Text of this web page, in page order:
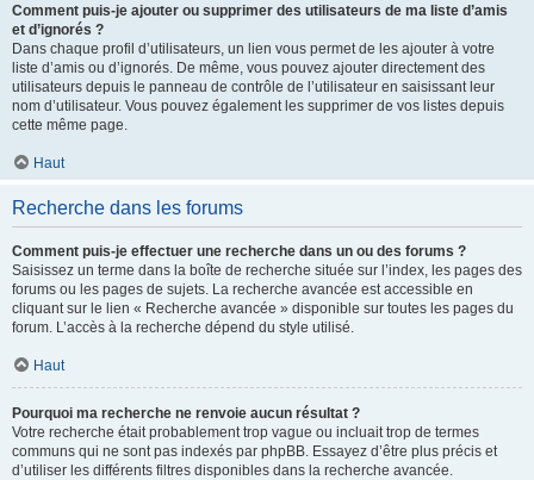
Comment puis-je ajouter ou supprimer des utilisateurs de ma liste d’amis
et d’ignorés ?
Dans chaque profil d’utilisateurs, un lien vous permet de les ajouter à votre
liste d’amis ou d’ignorés. De même, vous pouvez ajouter directement des
utilisateurs depuis le panneau de contrôle de l’utilisateur en saisissant leur
nom d’utilisateur. Vous pouvez également les supprimer de vos listes depuis
cette même page.
Haut
Recherche dans les forums
Comment puis-je effectuer une recherche dans un ou des forums ?
Saisissez un terme dans la boîte de recherche située sur l’index, les pages des
forums ou les pages de sujets. La recherche avancée est accessible en
cliquant sur le lien « Recherche avancée » disponible sur toutes les pages du
forum. L’accès à la recherche dépend du style utilisé.
Haut
Pourquoi ma recherche ne renvoie aucun résultat ?
Votre recherche était probablement trop vague ou incluait trop de termes
communs qui ne sont pas indexés par phpBB. Essayez d’être plus précis et
d’utiliser les différents filtres disponibles dans la recherche avancée.